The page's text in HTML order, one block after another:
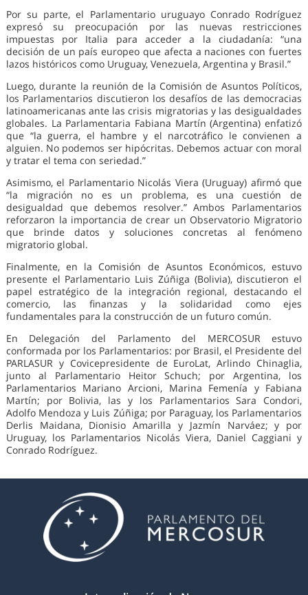
Por su parte, el Parlamentario uruguayo Conrado Rodríguez
expresó su preocupación por las nuevas restricciones
impuestas por Italia para acceder a la ciudadanía: “una
decisión de un país europeo que afecta a naciones con fuertes
lazos históricos como Uruguay, Venezuela, Argentina y Brasil.”
Luego, durante la reunión de la Comisión de Asuntos Políticos,
los Parlamentarios discutieron los desafíos de las democracias
latinoamericanas ante las crisis migratorias y las desigualdades
globales. La Parlamentaria Fabiana Martín (Argentina) enfatizó
que “la guerra, el hambre y el narcotráfico le convienen a
alguien. No podemos ser hipócritas. Debemos actuar con moral
y tratar el tema con seriedad.”
Asimismo, el Parlamentario Nicolás Viera (Uruguay) afirmó que
“la migración no es un problema, es una cuestión de
desigualdad que debemos resolver.” Ambos Parlamentarios
reforzaron la importancia de crear un Observatorio Migratorio
que brinde datos y soluciones concretas al fenómeno
migratorio global.
Finalmente, en la Comisión de Asuntos Económicos, estuvo
presente el Parlamentario Luis Zúñiga (Bolivia), discutieron el
papel estratégico de la integración regional, destacando el
comercio, las finanzas y la solidaridad como ejes
fundamentales para la construcción de un futuro común.
En Delegación del Parlamento del MERCOSUR estuvo
conformada por los Parlamentarios: por Brasil, el Presidente del
PARLASUR y Covicepresidente de EuroLat, Arlindo Chinaglia,
junto al Parlamentario Heitor Schuch; por Argentina, los
Parlamentarios Mariano Arcioni, Marina Femenía y Fabiana
Martín; por Bolivia, las y los Parlamentarios Sara Condori,
Adolfo Mendoza y Luis Zúñiga; por Paraguay, los Parlamentarios
Derlis Maidana, Dionisio Amarilla y Jazmín Narváez; y por
Uruguay, los Parlamentarios Nicolás Viera, Daniel Caggiani y
Conrado Rodríguez.